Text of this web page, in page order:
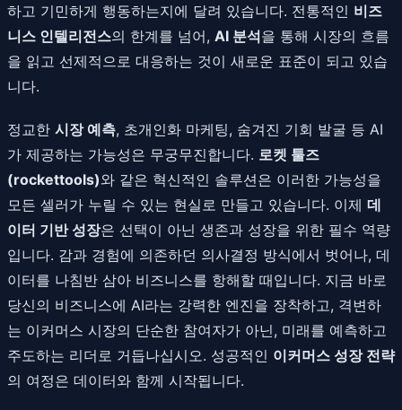
하고 기민하게 행동하는지에 달려 있습니다. 전통적인 비즈
니스 인텔리전스의 한계를 넘어, AI 분석을 통해 시장의 흐름
을 읽고 선제적으로 대응하는 것이 새로운 표준이 되고 있습
니다.
정교한 시장 예측, 초개인화 마케팅, 숨겨진 기회 발굴 등 AI
가 제공하는 가능성은 무궁무진합니다. 로켓 툴즈
(rockettools)와 같은 혁신적인 솔루션은 이러한 가능성을
모든 셀러가 누릴 수 있는 현실로 만들고 있습니다. 이제 데
이터 기반 성장은 선택이 아닌 생존과 성장을 위한 필수 역량
입니다. 감과 경험에 의존하던 의사결정 방식에서 벗어나, 데
이터를 나침반 삼아 비즈니스를 항해할 때입니다. 지금 바로
당신의 비즈니스에 AI라는 강력한 엔진을 장착하고, 격변하
는 이커머스 시장의 단순한 참여자가 아닌, 미래를 예측하고
주도하는 리더로 거듭나십시오. 성공적인 이커머스 성장 전략
의 여정은 데이터와 함께 시작됩니다.